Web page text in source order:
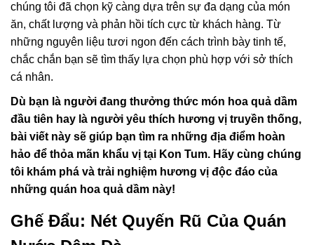
chúng tôi đã chọn kỹ càng dựa trên sự đa dạng của món
ăn, chất lượng và phản hồi tích cực từ khách hàng. Từ
những nguyên liệu tươi ngon đến cách trình bày tinh tế,
chắc chắn bạn sẽ tìm thấy lựa chọn phù hợp với sở thích
cá nhân.
Dù bạn là người đang thưởng thức món hoa quả dầm
đầu tiên hay là người yêu thích hương vị truyền thống,
bài viết này sẽ giúp bạn tìm ra những địa điểm hoàn
hảo để thỏa mãn khẩu vị tại Kon Tum. Hãy cùng chúng
tôi khám phá và trải nghiệm hương vị độc đáo của
những quán hoa quả dầm này!
Ghế Đẩu: Nét Quyến Rũ Của Quán